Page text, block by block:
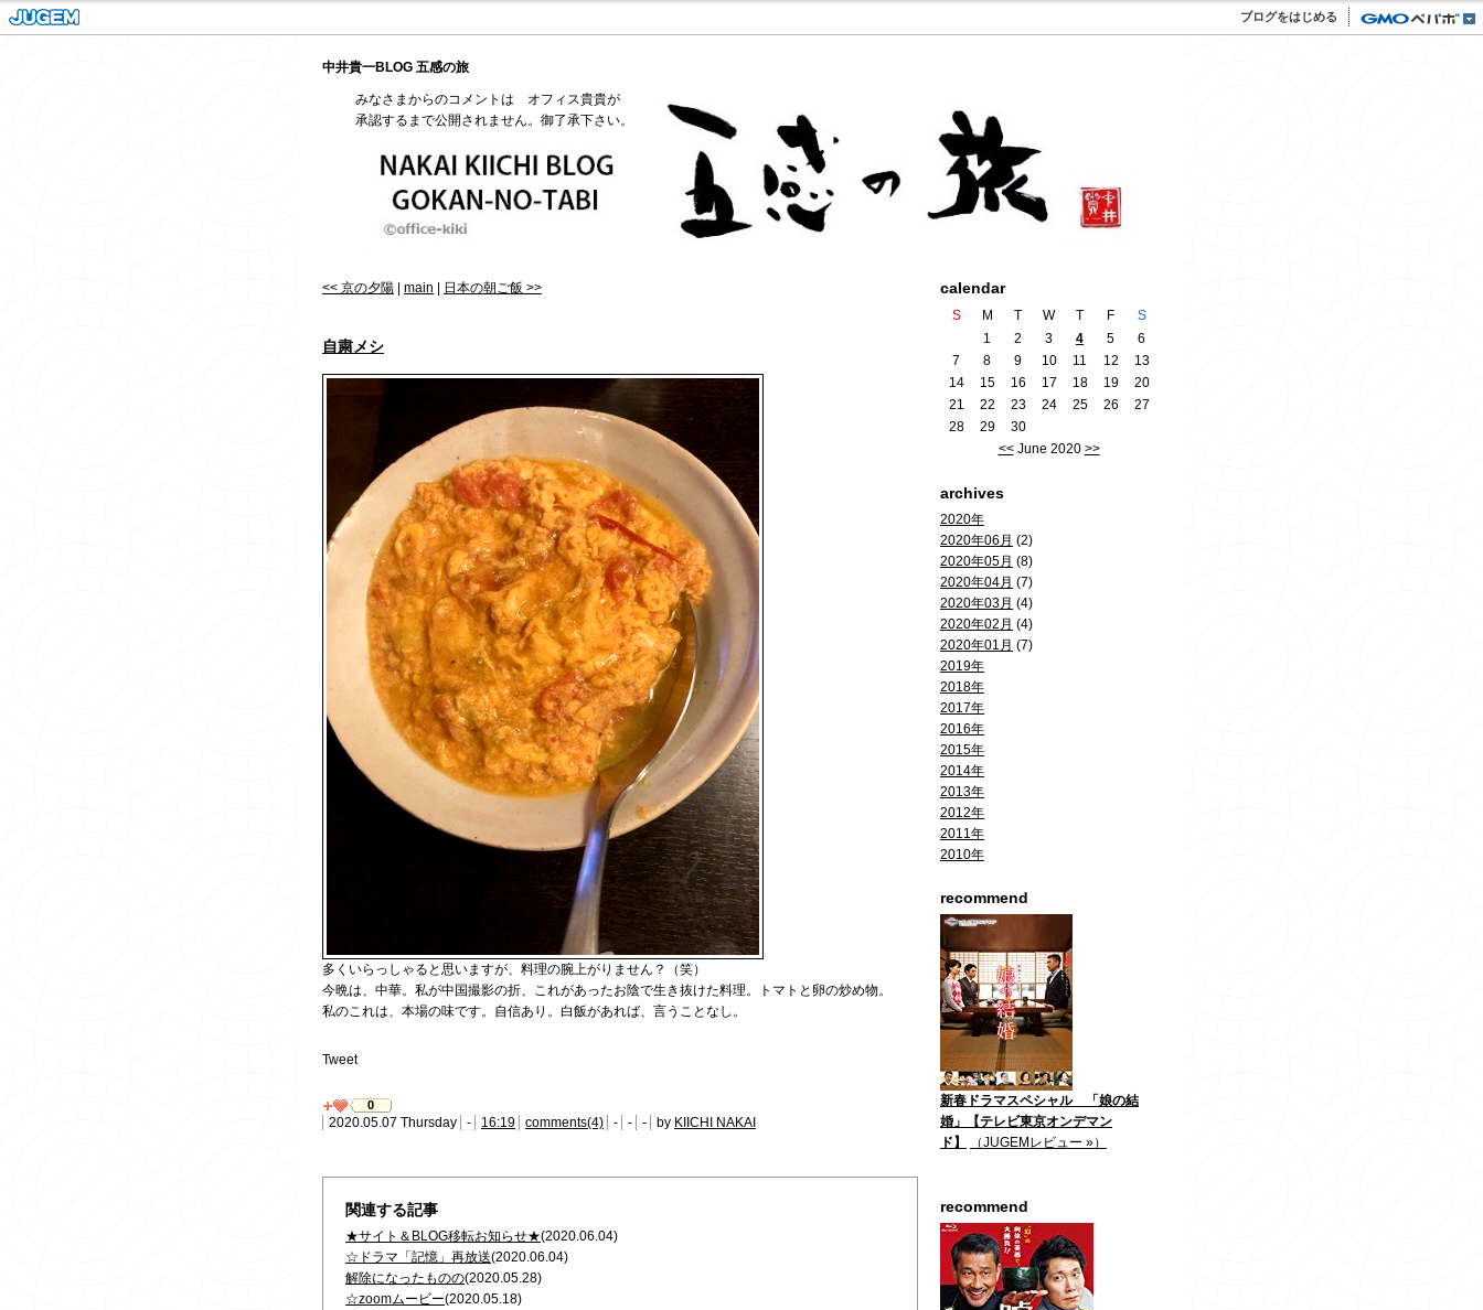
ブログをはじめる
中井貴一BLOG 五感の旅
みなさまからのコメントは オフィス貴貴が
承認するまで公開されません。御了承下さい。
<< 京の夕陽 main 日本の朝ご飯 >>
自粛メシ
多くいらっしゃると思いますが、料理の腕上がりません？（笑）
今晩は、中華。私が中国撮影の折、これがあったお陰で生き抜けた料理。トマトと卵の炒め物。
私のこれは、本場の味です。自信あり。白飯があれば、言うことなし。
Tweet
0
2020.05.07 Thursday - 16:19 comments(4) - - - by KIICHI NAKAI
関連する記事
★サイト＆BLOG移転お知らせ★(2020.06.04)
☆ドラマ「記憶」再放送(2020.06.04)
解除になったものの(2020.05.28)
☆zoomムービー(2020.05.18)
calendar
S M T W T F
S
1
2 3 4 5
6
7
8 9 10 11 12
13
14
15 16 17 18 19
20
21
22 23 24 25 26
27
28
29
30
<<June 2020 >>
archives
2020年
2020年06月 (2)
2020年05月 (8)
2020年04月 (7)
2020年03月 (4)
2020年02月 (4)
2020年01月 (7)
2019年
2018年
2017年
2016年
2015年
2014年
2013年
2012年
2011年
2010年
recommend
新春ドラマスペシャル 「娘の結
婚」【テレビ東京オンデマン
ド】
（JUGEMレビュー »）
recommend